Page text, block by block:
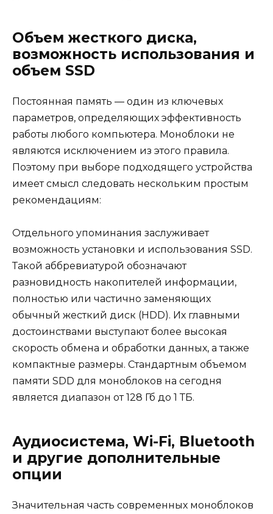
Объем жесткого диска,
возможность использования и
объем SSD
Постоянная память — один из ключевых
параметров, определяющих эффективность
работы любого компьютера. Моноблоки не
являются исключением из этого правила.
Поэтому при выборе подходящего устройства
имеет смысл следовать нескольким простым
рекомендациям:
Отдельного упоминания заслуживает
возможность установки и использования SSD.
Такой аббревиатурой обозначают
разновидность накопителей информации,
полностью или частично заменяющих
обычный жесткий диск (HDD). Их главными
достоинствами выступают более высокая
скорость обмена и обработки данных, а также
компактные размеры. Стандартным объемом
памяти SDD для моноблоков на сегодня
является диапазон от 128 Гб до 1 ТБ.
Аудиосистема, Wi-Fi, Bluetooth
и другие дополнительные
опции
Значительная часть современных моноблоков